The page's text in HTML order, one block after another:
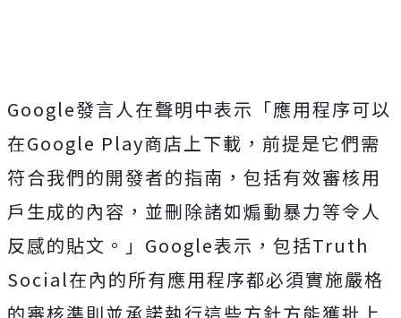
Google發言人在聲明中表示「應用程序可以
在Google Play商店上下載，前提是它們需
符合我們的開發者的指南，包括有效審核用
戶生成的內容，並刪除諸如煽動暴力等令人
反感的貼文。」Google表示，包括Truth
Social在內的所有應用程序都必須實施嚴格
的審核準則並承諾執行這些方針方能獲批上